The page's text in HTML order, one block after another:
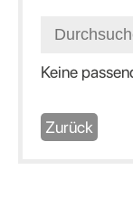
Keine
Zurück